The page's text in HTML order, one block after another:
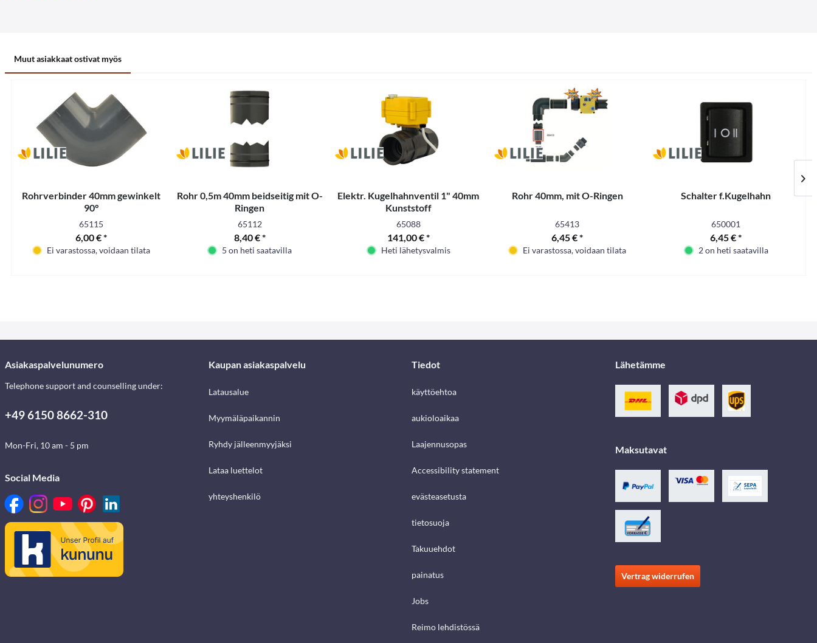
Muut asiakkaat ostivat myös
Rohrverbinder 40mm gewinkelt
90°
65115
6,00 € *
Ei varastossa, voidaan tilata
Rohr 0,5m 40mm beidseitig mit O-
Ringen
65112
8,40 € *
5 on heti saatavilla
Elektr. Kugelhahnventil 1" 40mm
Kunststoff
65088
141,00 € *
Heti lähetysvalmis
Rohr 40mm, mit O-Ringen
65413
6,45 € *
Ei varastossa, voidaan tilata
Schalter f.Kugelhahn
650001
6,45 € *
2 on heti saatavilla
Asiakaspalvelunumero
Telephone support and counselling under:
+49 6150 8662-310
Mon-Fri, 10 am - 5 pm
Social Media
Kaupan asiakaspalvelu
Latausalue
Myymäläpaikannin
Ryhdy jälleenmyyjäksi
Lataa luettelot
yhteyshenkilö
Tiedot
käyttöehtoa
aukioloaikaa
Laajennusopas
Accessibility statement
evästeasetusta
tietosuoja
Takuuehdot
painatus
Jobs
Reimo lehdistössä
Lähetämme
Maksutavat
Vertrag widerrufen